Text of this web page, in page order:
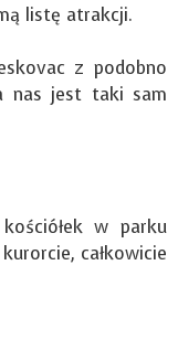
listę atrakcji.
z podobno
nas jest taki sam
w parku
całkowicie